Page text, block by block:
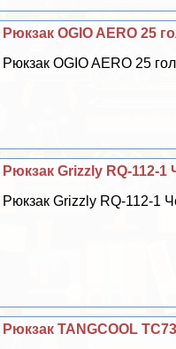
Рюкзак OGIO AERO 25
Рюкзак OGIO AERO 25
Рюкзак Grizzly RQ-112-
Рюкзак Grizzly RQ-112-1
Рюкзак TANGCOOL